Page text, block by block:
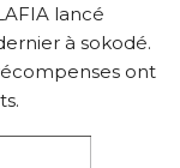
lancé
à sokodé.
ont